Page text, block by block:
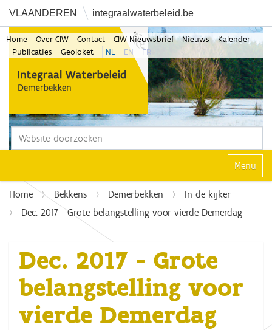
VLAANDEREN integraalwaterbeleid.be
Zoek
Home Over CIW Contact CIW-Nieuwsbrief Nieuws
Kalender
Publicaties
Geoloket NL EN FR
Klap
Home Bekkens Demerbekken
In de kijker
Dec. 2017 - Grote belangstelling voor vierde Demerdag
Dec. 2017 - Grote
belangstelling voor
vierde Demerdag